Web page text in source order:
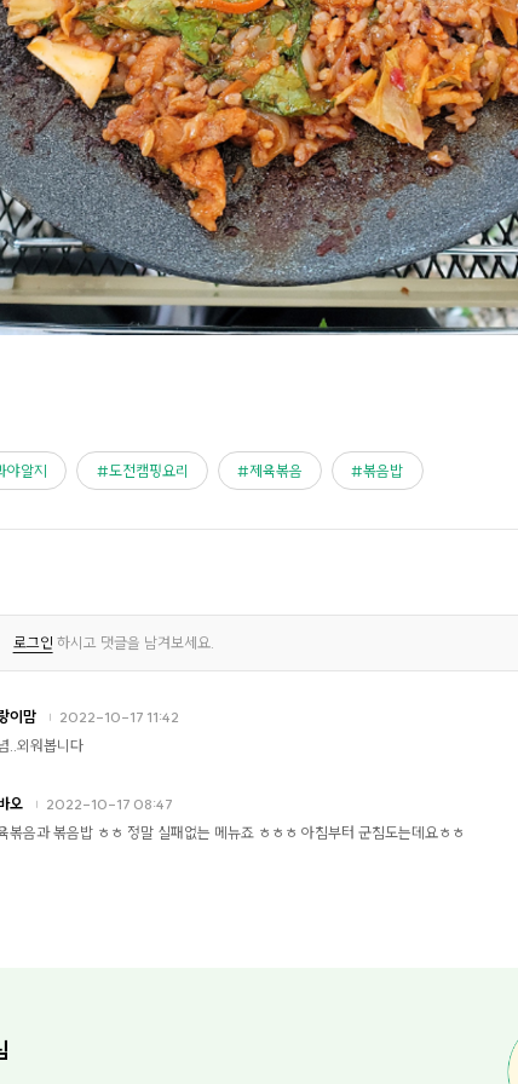
야알지 도전캠핑요리 제육볶음 볶음밥
로그인 하시고 댓글을 남겨보세요.
이맘 2022-10-17 11:42
..외워봅니다
오 2022-10-17 08:47
볶음과 볶음밥 ㅎㅎ 정말 실패없는 메뉴죠 ㅎㅎㅎ 아침부터 군침도는데요ㅎㅎ